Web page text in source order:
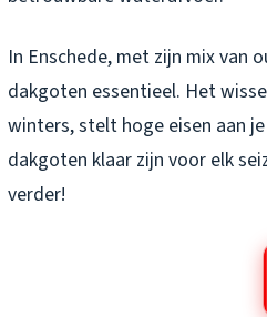
In Enschede, met zijn mix van
dakgoten essentieel. Het
winters, stelt hoge eisen aan
dakgoten klaar zijn voor elk
verder!